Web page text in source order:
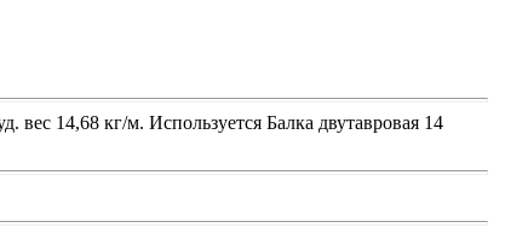
вес 14,68 кг/м. Используется Балка двутавровая 14